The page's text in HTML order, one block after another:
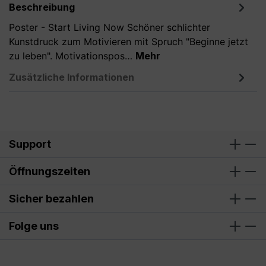
Beschreibung
Poster - Start Living Now Schöner schlichter
Kunstdruck zum Motivieren mit Spruch "Beginne jetzt
zu leben". Motivationspos… Mehr
Zusätzliche Informationen
Support
Öffnungszeiten
Sicher bezahlen
Folge uns